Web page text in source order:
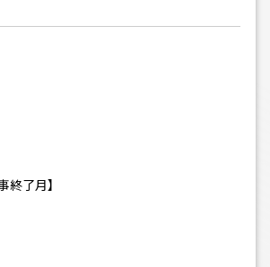
終了月】